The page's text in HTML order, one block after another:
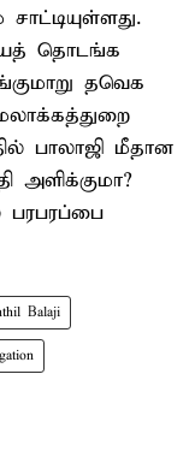
தொடங்க
தவெக
பாலாஜி மீதான
அளிக்குமா?
பரபரப்பை
Balaji